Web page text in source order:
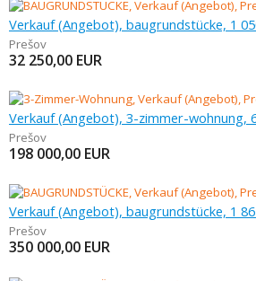
Verkauf (Angebot), baugrundstücke, 1
Prešov
32 250,00 EUR
Verkauf (Angebot), 3-zimmer-wohnung,
Prešov
198 000,00 EUR
Verkauf (Angebot), baugrundstücke, 1
Prešov
350 000,00 EUR